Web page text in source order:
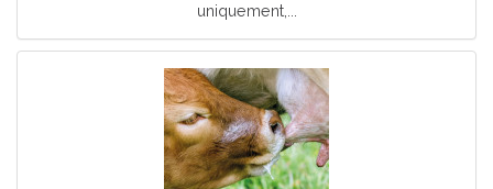
uniquement,...